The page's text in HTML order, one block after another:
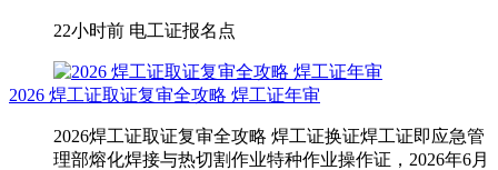
22小时前 电工证报名点
2026 焊工证取证复审全攻略 焊工证年审
2026焊工证取证复审全攻略 焊工证换证焊工证即应急管
理部熔化焊接与热切割作业特种作业操作证，2026年6月